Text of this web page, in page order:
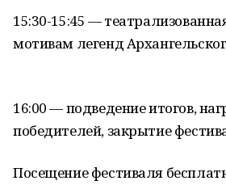
15:30-15:45 —
мотивам легенд
16:00 — подведение итогов,
победителей, закрытие
Посещение фестиваля